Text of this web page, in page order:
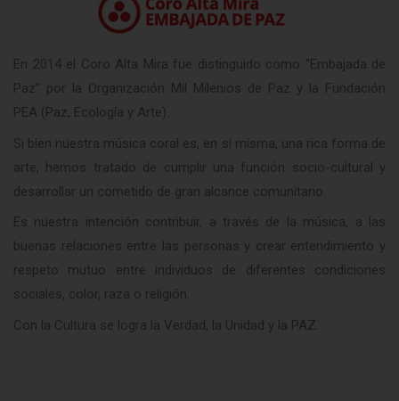
En 2014 el Coro Alta Mira fue distinguido como “Embajada de
Paz” por la Organización Mil Milenios de Paz y la Fundación
PEA (Paz, Ecología y Arte).
Si bien nuestra música coral es, en sí misma, una rica forma de
arte, hemos tratado de cumplir una función socio-cultural y
desarrollar un cometido de gran alcance comunitario.
Es nuestra intención contribuir, a través de la música, a las
buenas relaciones entre las personas y crear entendimiento y
respeto mutuo entre individuos de diferentes condiciones
sociales, color, raza o religión.
Con la Cultura se logra la Verdad, la Unidad y la PAZ.